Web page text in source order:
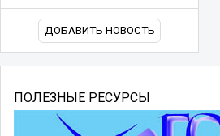
ДОБАВИТЬ НОВОСТЬ
ПОЛЕЗНЫЕ РЕСУРСЫ